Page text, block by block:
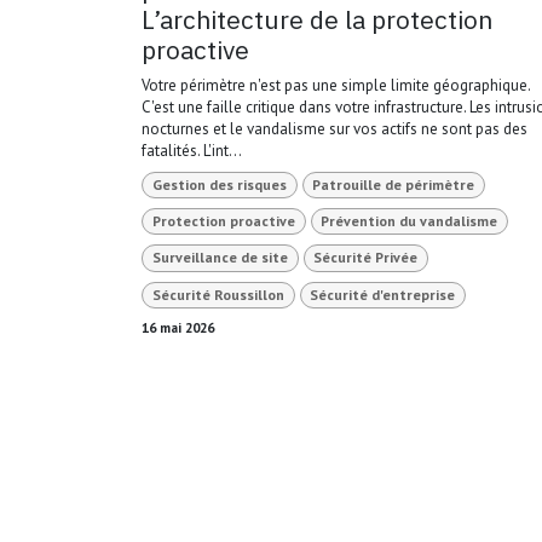
L’architecture de la protection
proactive
Votre périmètre n'est pas une simple limite géographique.
C'est une faille critique dans votre infrastructure. Les
nocturnes et le vandalisme sur vos actifs ne sont pas des
fatalités. L'int...
Gestion des risques Patrouille de périmètre
Protection proactive Prévention du vandalisme
Surveillance de site Sécurité Privée
Sécurité Roussillon
Sécurité d'entreprise
16 mai 2026